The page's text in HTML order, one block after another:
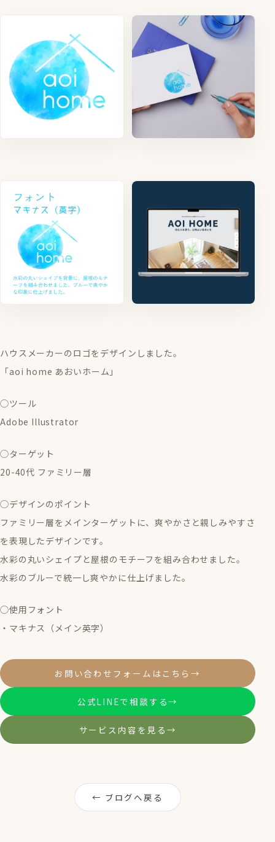
ハウスメーカーのロゴをデザインしました。
「aoi home あおいホーム」
◯ツール
Adobe Illustrator
◯ターゲット
20-40代 ファミリー層
◯デザインのポイント
ファミリー層をメインターゲットに、爽やかさと親しみやすさ
を表現したデザインです。
​水彩の丸いシェイプと屋根のモチーフを組み合わせました。
水彩のブルーで統一し爽やかに仕上げました。
◯使用フォント
・マキナス（メイン英字）
お問い合わせフォームはこちら→
公式LINEで相談する→
サービス内容を見る →
← ブログへ戻る